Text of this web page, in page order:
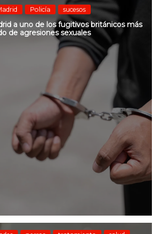
Policía sucesos
a uno de los fugitivos británicos más
de agresiones sexuales